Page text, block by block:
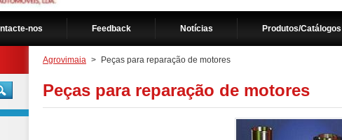
nos Feedback Notícias Produtos/Catálogos
Agrovimaia > Peças para reparação de motores
Peças para reparação de motores